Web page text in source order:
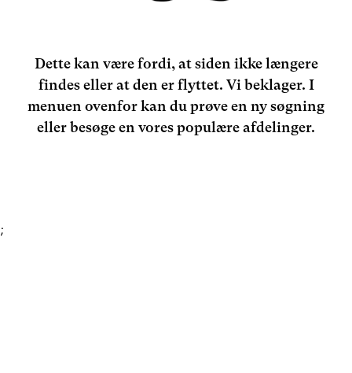
Dette kan være fordi, at siden ikke længere
findes eller at den er flyttet. Vi beklager. I
menuen ovenfor kan du prøve en ny søgning
eller besøge en vores populære afdelinger.
;